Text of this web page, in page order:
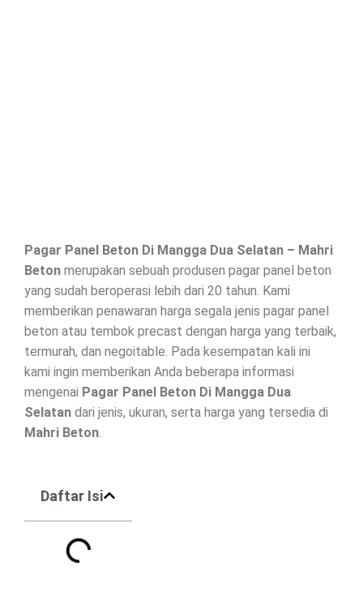
Pagar Panel Beton Di Mangga Dua Selatan – Mahri
Beton merupakan sebuah produsen pagar panel beton
yang sudah beroperasi lebih dari 20 tahun. Kami
memberikan penawaran harga segala jenis pagar panel
beton atau tembok precast dengan harga yang terbaik,
termurah, dan negoitable. Pada kesempatan kali ini
kami ingin memberikan Anda beberapa informasi
mengenai Pagar Panel Beton Di Mangga Dua
Selatan dari jenis, ukuran, serta harga yang tersedia di
Mahri Beton.
Daftar Isi